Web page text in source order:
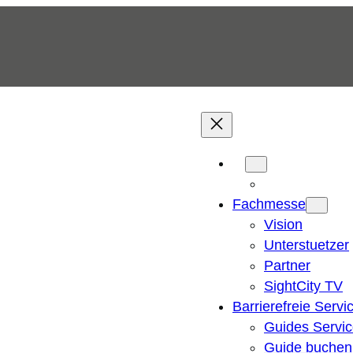
Fachmesse
Vision
Unterstuetzer
Partner
SightCity TV
Barrierefreie
Guides
Guide buchen